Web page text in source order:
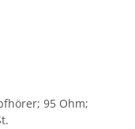
95 Ohm;